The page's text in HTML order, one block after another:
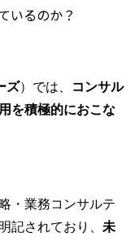
いるのか？
ズ）では、
コンサル
を積極的におこな
・業務コンサルテ
記されており、 未